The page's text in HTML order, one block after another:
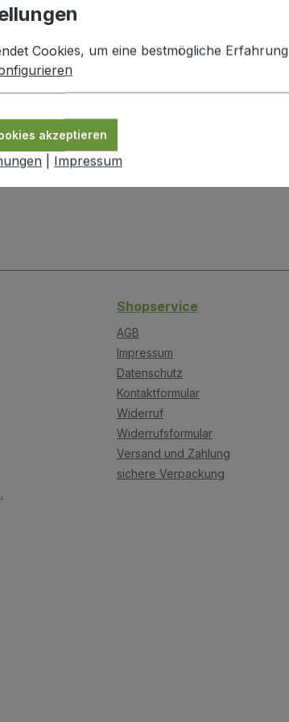
Shopservice
AGB
Impressum
Datenschutz
Kontaktformular
Widerruf
Widerrufsformular
Versand und Zahlung
sichere Verpackung
Cookies, um eine bestmögliche Erfahrung
akzeptieren
Impressum